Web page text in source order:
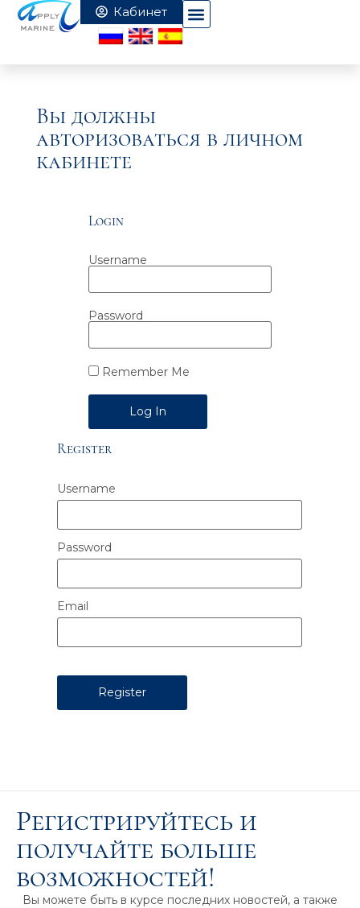
Вы должны
авторизоваться в личном
кабинете
Login
Username
Password
Remember Me
Alternative:
Register
Username
Password
Email
Регистрируйтесь и
получайте больше
возможностей!
Вы можете быть в курсе последних новостей, а также